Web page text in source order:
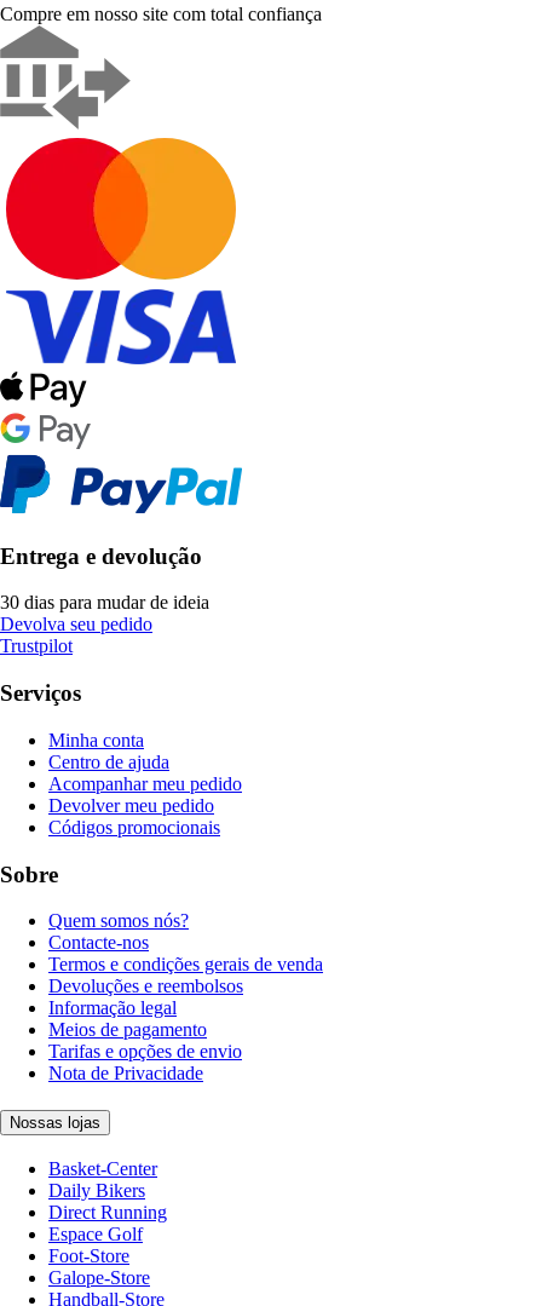
Compre em nosso site com total confiança
Entrega e devolução
30 dias para mudar de ideia
Devolva seu pedido
Trustpilot
Serviços
Minha conta
Centro de ajuda
Acompanhar meu pedido
Devolver meu pedido
Códigos promocionais
Sobre
Quem somos nós?
Contacte-nos
Termos e condições gerais de venda
Devoluções e reembolsos
Informação legal
Meios de pagamento
Tarifas e opções de envio
Nota de Privacidade
Nossas lojas
Basket-Center
Daily Bikers
Direct Running
Espace Golf
Foot-Store
Galope-Store
Handball-Store